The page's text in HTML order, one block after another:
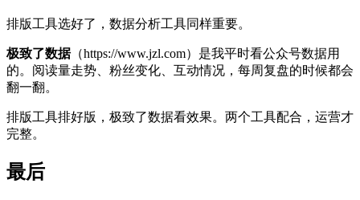
排版工具选好了，数据分析工具同样重要。
极致了数据（https://www.jzl.com）是我平时看公众号数据用
的。阅读量走势、粉丝变化、互动情况，每周复盘的时候都会
翻一翻。
排版工具排好版，极致了数据看效果。两个工具配合，运营才
完整。
最后